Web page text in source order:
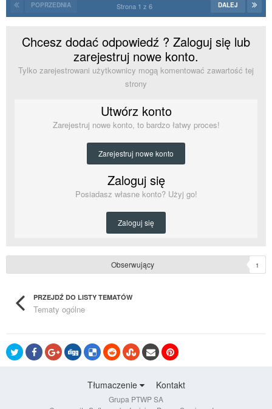
POPRZEDNIA DALEJ
Strona 1 z 6
Chcesz dodać odpowiedź ? Zaloguj się lub
zarejestruj nowe konto.
Tylko zarejestrowani użytkownicy mogą komentować zawartość tej
strony
Utwórz konto
Zarejestruj nowe konto, to bardzo łatwy proces!
Zarejestruj nowe konto
Zaloguj się
Posiadasz własne konto? Użyj go!
Zaloguj się
Obserwujący 1
PRZEJDŹ DO LISTY TEMATÓW
Tematy ogólne
Tłumaczenie Kontakt
Grupa PTWP SA